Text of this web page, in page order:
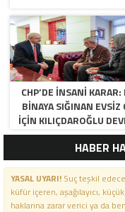
CHP’DE İNSANI KARAR:
BINAYA SIĞINAN EVSIZ
İÇIN KILIÇDAROĞLU
GIRDI!
HABER
YASAL UYARI!Suç teşkil
küfür içeren, aşağılayıcı,
haklarına zarar verici ya da